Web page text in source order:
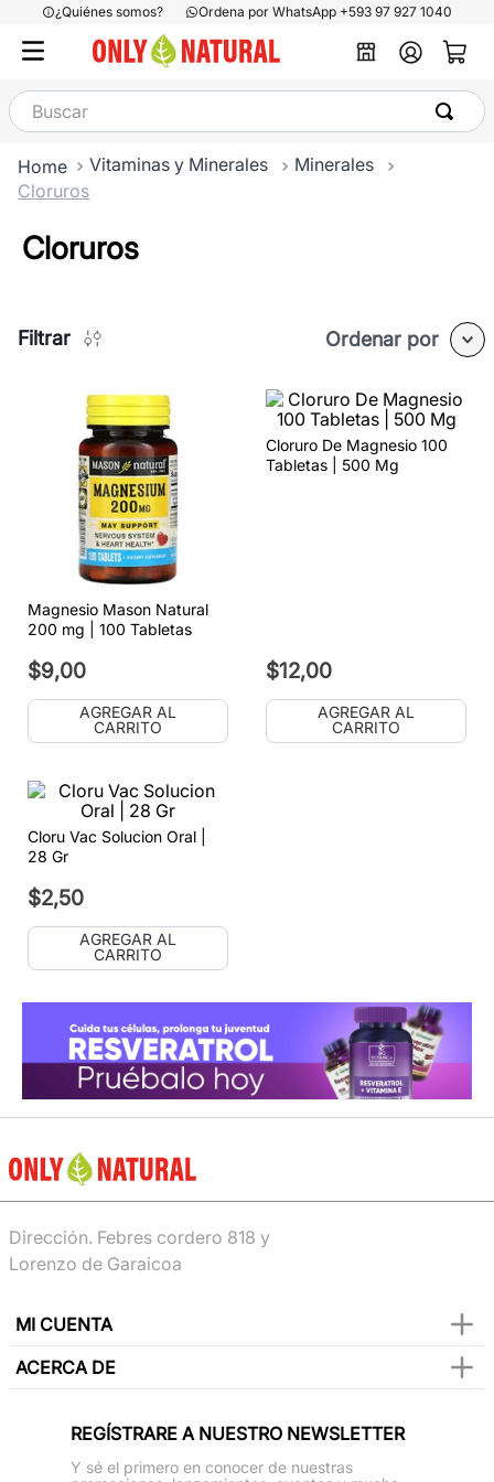
¿Quiénes somos? Ordena por WhatsApp +593 97 927 1040
Buscar
Vitaminas y Minerales
Minerales
Cloruros
Cloruros
Filtrar Ordenar por
Magnesio Mason Natural
200 mg | 100 Tabletas
$9,00
AGREGAR AL
CARRITO
Cloruro De Magnesio 100
Tabletas | 500 Mg
$12,00
AGREGAR AL
CARRITO
Cloru Vac Solucion Oral |
28 Gr
$2,50
AGREGAR AL
CARRITO
Dirección. Febres cordero 818 y
Lorenzo de Garaicoa
MI CUENTA
ACERCA DE
REGÍSTRARE A NUESTRO NEWSLETTER
Y sé el primero en conocer de nuestras